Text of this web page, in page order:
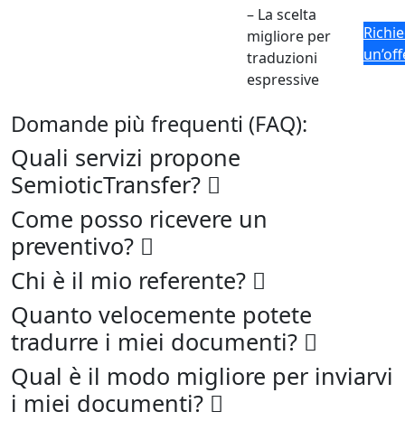
– La scelta
migliore per
traduzioni
espressive
Domande più frequenti (FAQ):
Quali servizi propone
SemioticTransfer?
Come posso ricevere un
preventivo?
Chi è il mio referente?
Quanto velocemente potete
tradurre i miei documenti?
Qual è il modo migliore per inviarvi
i miei documenti?